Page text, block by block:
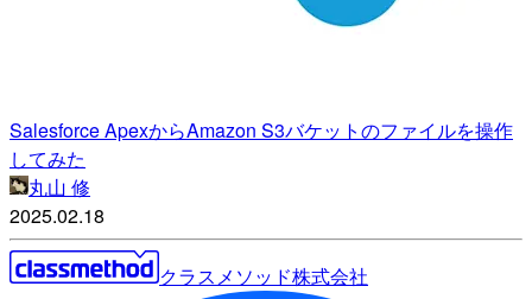
Salesforce ApexからAmazon S3バケットのファイルを操作
してみた
丸山 修
2025.02.18
クラスメソッド株式会社